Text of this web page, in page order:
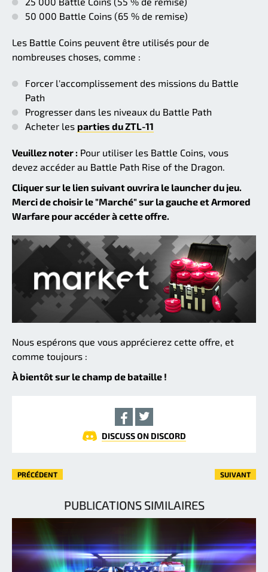
50 000 Battle Coins (65 % de remise)
Les Battle Coins peuvent être utilisés pour de
nombreuses choses, comme :
Forcer l'accomplissement des missions du Battle
Path
Progresser dans les niveaux du Battle Path
Acheter les parties du ZTL-11
Veuillez noter : Pour utiliser les Battle Coins, vous
devez accéder au Battle Path Rise of the Dragon.
Cliquer sur le lien suivant ouvrira le launcher du jeu.
Merci de choisir le "Marché" sur la gauche et Armored
Warfare pour accéder à cette offre.
Nous espérons que vous apprécierez cette offre, et
comme toujours :
À bientôt sur le champ de bataille !
DISCUSS ON DISCORD
PRÉCÉDENT SUIVANT
PUBLICATIONS SIMILAIRES